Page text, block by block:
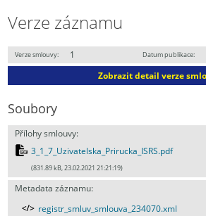
Verze záznamu
Verze smlouvy: 1 Datum publikace:
Zobrazit detail verze
Soubory
Přílohy smlouvy:
3_1_7_Uzivatelska_Prirucka_ISRS.pdf
(831.89 kB, 23.02.2021 21:21:19)
Metadata záznamu:
registr_smluv_smlouva_234070.xml